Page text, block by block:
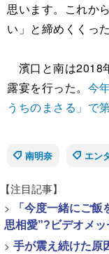
思います。これか
い」と締めくくった
濱口と南は2018
露宴を行った。 今
うちのまさる」で
南明奈
エン
【注目記事】
>
「今度一緒にご
思相愛”?ビデオメッ
> 手が震え続けた原